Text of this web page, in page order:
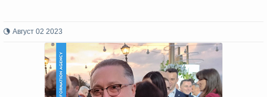
Август 02 2023